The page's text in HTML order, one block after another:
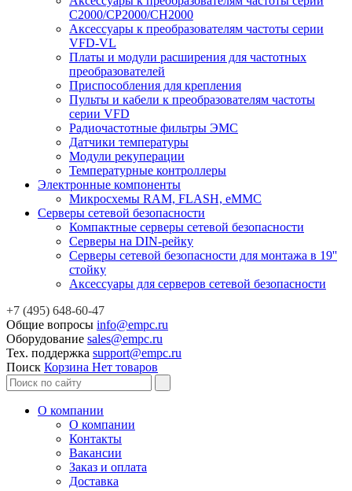
С2000/CP2000/CH2000
Аксессуары к преобразователям частоты серии
VFD-VL
Платы и модули расширения для частотных
преобразователей
Приспособления для крепления
Пульты и кабели к преобразователям частоты
серии VFD
Радиочастотные фильтры ЭМС
Датчики температуры
Модули рекуперации
Температурные контроллеры
Электронные компоненты
Микросхемы RAM, FLASH, eMMC
Серверы сетевой безопасности
Компактные серверы сетевой безопасности
Серверы на DIN-рейку
Серверы сетевой безопасности для монтажа в 19''
стойку
Аксессуары для серверов сетевой безопасности
+7 (495) 648-60-47
Общие вопросы info@empc.ru
Оборудование sales@empc.ru
Тех. поддержка support@empc.ru
Поиск Корзина Нет товаров
О компании
О компании
Контакты
Вакансии
Заказ и оплата
Доставка